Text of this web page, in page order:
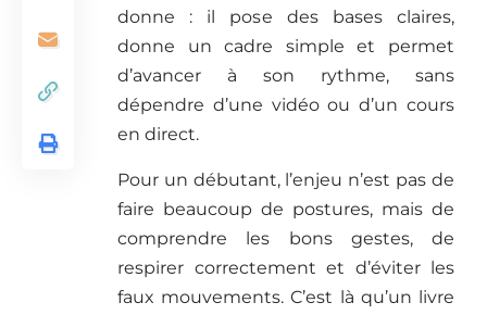
donne : il pose des bases claires,
donne un cadre simple et permet
d’avancer à son rythme, sans
dépendre d’une vidéo ou d’un cours
en direct.
Pour un débutant, l’enjeu n’est pas de
faire beaucoup de postures, mais de
comprendre les bons gestes, de
respirer correctement et d’éviter les
faux mouvements. C’est là qu’un livre